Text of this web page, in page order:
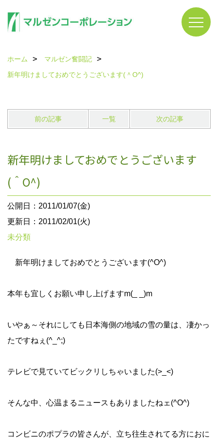
ホーム
マルゼン奮闘記
新年明けましておめでとうございます(＾O^)
前の記事 一覧 次の記事
新年明けましておめでとうございます
(＾O^)
公開日：2011/01/07(金)
更新日：2011/02/01(火)
未分類
新年明けましておめでとうございます(^O^)
本年も宜しくお願い申し上げますm(_ _)m
いやぁ～それにしても日本海側の地域の雪の量は、凄かっ
たですねぇ(^_^;)
テレビで見ていてビックリしちゃいました(>_<)
そんな中、心温まるニュースもありましたねェ(^O^)
コンビニのポプラの皆さんが、立ち往生されてる方におに